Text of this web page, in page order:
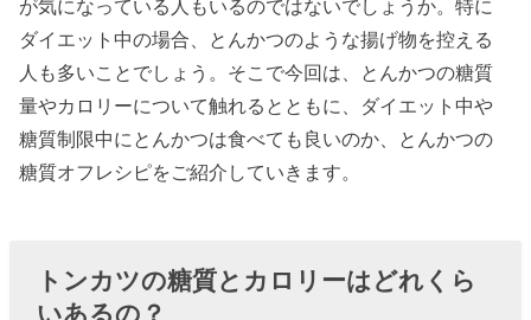
あるの？
› 糖質制限中に
とんかつは食
べても大丈
夫？
キャベツの糖
が気になっている人もいるのではないでしょうか。特に
ダイエット中の場合、とんかつのような揚げ物を控える
人も多いことでしょう。そこで今回は、とんかつの糖質
量やカロリーについて触れるとともに、ダイエット中や
糖質制限中にとんかつは食べても良いのか、とんかつの
糖質オフレシピをご紹介していきます。
トンカツの糖質とカロリーはどれくら
いあるの？